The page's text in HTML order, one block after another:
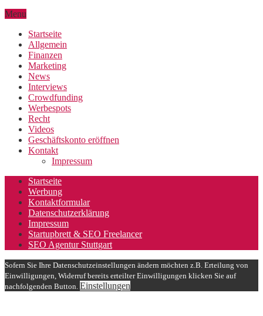
Menu
Startseite
Allgemein
Finanzen
Marketing
News
Interviews
Crowdfunding
Werbespots
Recht
Videos
Geschäftskonto eröffnen
Kontakt
Impressum
Startseite
Werbung
Kontaktformular
Datenschutzerklärung
Impressum
Startupbrett & SEO Freelancer
SEO Agentur Stuttgart
Sofern Sie Ihre Datenschutzeinstellungen ändern möchten z.B. Erteilung von
Einwilligungen, Widerruf bereits erteilter Einwilligungen klicken Sie auf
nachfolgenden Button. Einstellungen